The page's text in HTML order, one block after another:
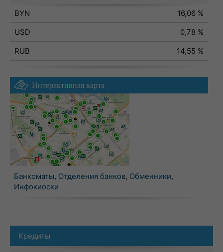
BYN
16,06 %
USD
0,78 %
RUB
14,55 %
Интерактивная карта
Банкоматы, Отделения банков, Обменники,
Инфокиоски
Кредиты